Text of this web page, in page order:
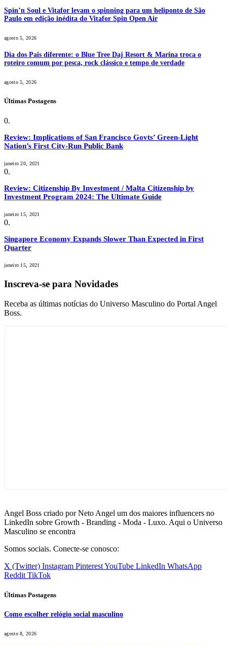
Spin’n Soul e Vitafor levam o spinning para um heliponto de São
Paulo em edição inédita do Vitafor Spin Open Air
agosto 5, 2026
Dia dos Pais diferente: o Blue Tree Daj Resort & Marina troca o
roteiro comum por pesca, rock clássico e tempo de verdade
agosto 5, 2026
Últimas Postagens
Review: Implications of San Francisco Govts’ Green-Light
Nation’s First City-Run Public Bank
janeiro 20, 2021
Review: Citizenship By Investment / Malta Citizenship by
Investment Program 2024: The Ultimate Guide
janeiro 15, 2021
Singapore Economy Expands Slower Than Expected in First
Quarter
janeiro 15, 2021
Inscreva-se para Novidades
Receba as últimas notícias do Universo Masculino do Portal Angel
Boss.
Angel Boss criado por Neto Angel um dos maiores influencers no
LinkedIn sobre Growth - Branding - Moda - Luxo. Aqui o Universo
Masculino se encontra
Somos sociais. Conecte-se conosco:
X (Twitter) Instagram PinterestYouTube LinkedIn WhatsApp
Reddit TikTok
Últimas Postagens
Como escolher relógio social masculino
agosto 8, 2026